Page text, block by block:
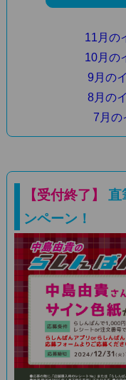
11月の
10月の
9月の
8月の
7月の
【受付終了】
直
ンペーン！